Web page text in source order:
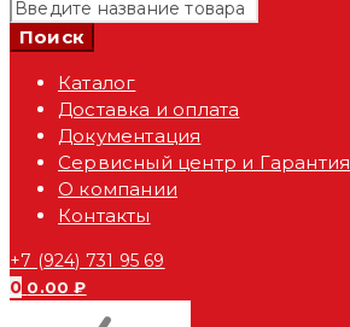
Каталог
Доставка и оплата
Документация
Сервисный центр и Гарантия
О компании
Контакты
+7 (924) 731 95 69
0 0.00₽